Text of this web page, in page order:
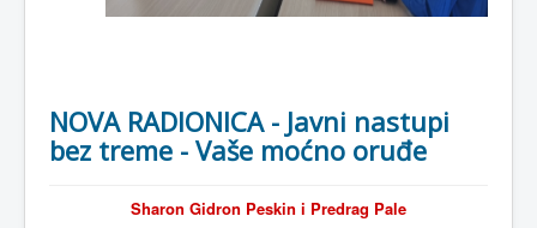
NOVA RADIONICA - Javni nastupi
bez treme - Vaše moćno oruđe
Sharon Gidron Peskin i Predrag Pale